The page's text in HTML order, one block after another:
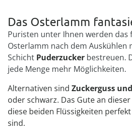
Das Osterlamm
Puristen unter Ihnen werden das
Osterlamm nach dem Auskühlen
Schicht Puderzucker bestreuen.
jede Menge mehr Möglichkeiten.
Alternativen sind Zuckerguss
oder schwarz. Das Gute an
diese beiden Flüssigkeiten
sind.